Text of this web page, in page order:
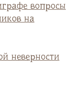
вопросы
на
неверности